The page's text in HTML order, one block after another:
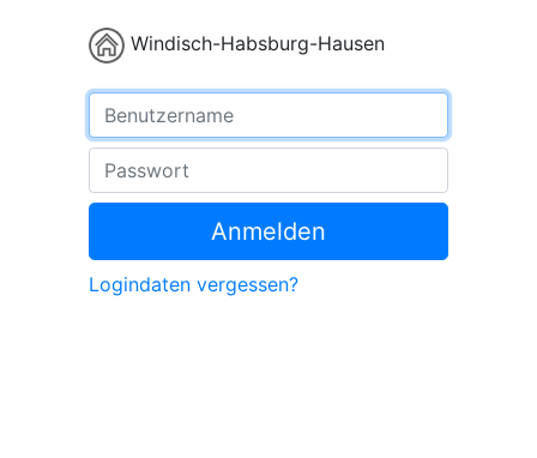
Windisch-Habsburg-Hausen
Benutzername
Passwort
Anmelden
Logindaten vergessen?